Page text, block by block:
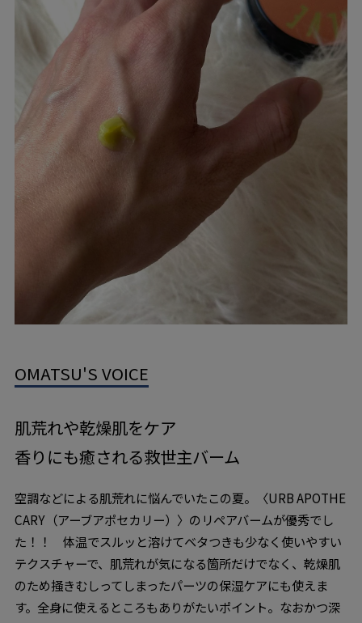
OMATSU'S VOICE
肌荒れや乾燥肌をケア
香りにも癒される救世主バーム
空調などによる肌荒れに悩んでいたこの夏。〈URB APOTHE
CARY（アーブアポセカリー）〉のリペアバームが優秀でし
た！！ 体温でスルッと溶けてベタつきも少なく使いやすい
テクスチャーで、肌荒れが気になる箇所だけでなく、乾燥肌
のため掻きむしってしまったパーツの保湿ケアにも使えま
す。全身に使えるところもありがたいポイント。なおかつ深